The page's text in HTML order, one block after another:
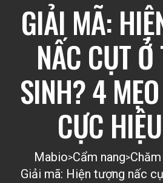
GIẢI MÃ:
NẤC CỤT Ở
SINH? 4
CỰC
Mabio>Cẩm nang>
Giải mã: Hiện tượng nấc